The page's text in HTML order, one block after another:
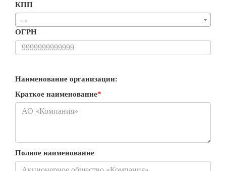
КПП
---
ОГРН
Наименование организации:
Краткое наименование*
Полное наименование